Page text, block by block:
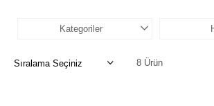
Kategoriler
8 Ürün